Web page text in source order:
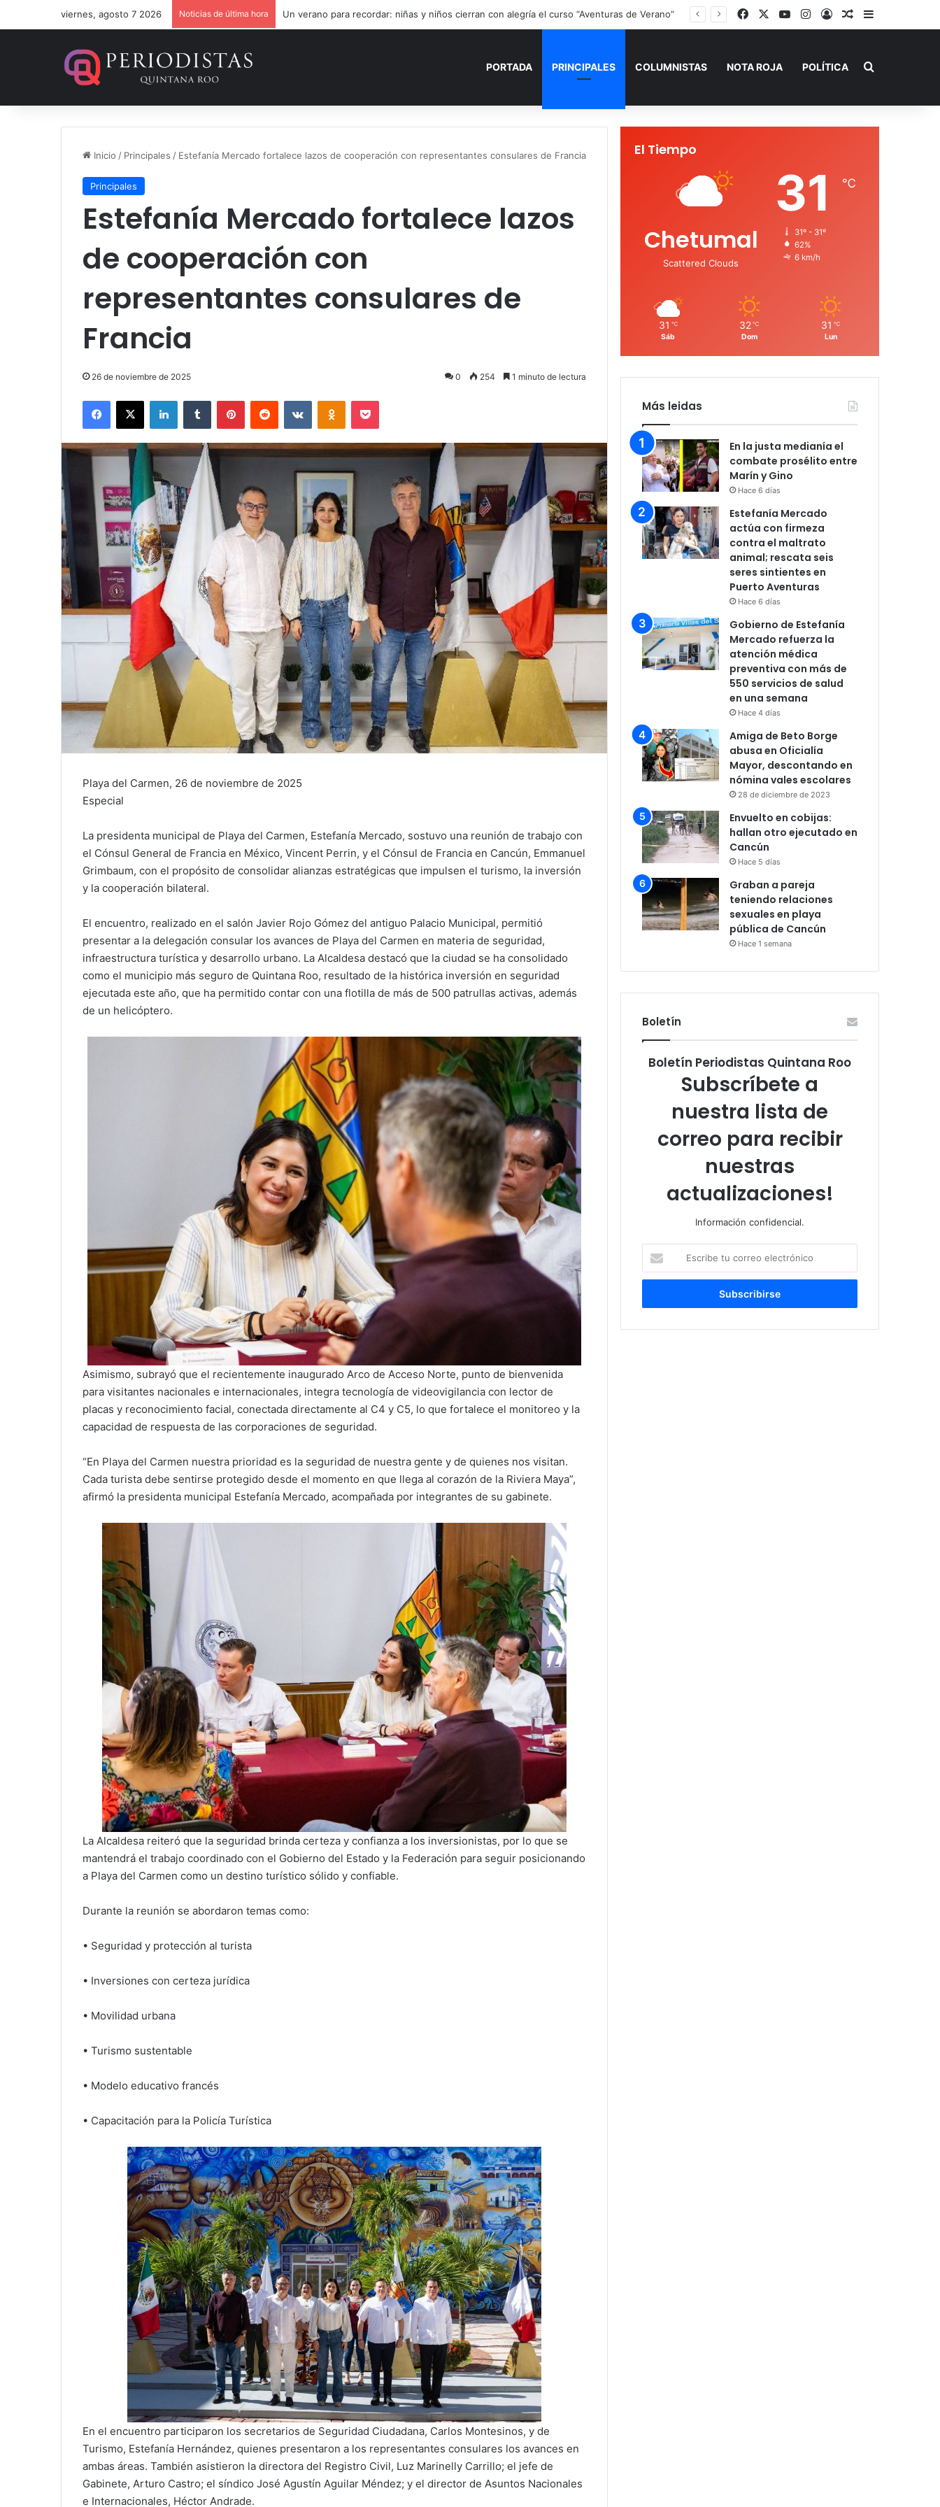
viernes, agosto 7 2026 Noticias de última hora Gobierno de Playa del Carmen aprueba segunda modificación del POA 2026 FacebookYouTubeInstagram
AccesoPublicación al
Barra lateral
PORTADA PRINCIPALES COLUMNISTAS NOTA ROJA POLÍTICA Buscar por
Inicio / Principales / Estefanía Mercado fortalece lazos de cooperación con representantes consulares de Francia
Principales
Estefanía Mercado fortalece lazos
de cooperación con
representantes consulares de
Francia
26 de noviembre de 2025 0 254 1 minuto de lectura
Facebook
X LinkedInTumblr PinterestReddit VKontakteOdnoklassniki
Pocket
Playa del Carmen, 26 de noviembre de 2025
Especial
La presidenta municipal de Playa del Carmen, Estefanía Mercado, sostuvo una reunión de trabajo con
el Cónsul General de Francia en México, Vincent Perrin, y el Cónsul de Francia en Cancún, Emmanuel
Grimbaum, con el propósito de consolidar alianzas estratégicas que impulsen el turismo, la inversión
y la cooperación bilateral.
El encuentro, realizado en el salón Javier Rojo Gómez del antiguo Palacio Municipal, permitió
presentar a la delegación consular los avances de Playa del Carmen en materia de seguridad,
infraestructura turística y desarrollo urbano. La Alcaldesa destacó que la ciudad se ha consolidado
como el municipio más seguro de Quintana Roo, resultado de la histórica inversión en seguridad
ejecutada este año, que ha permitido contar con una flotilla de más de 500 patrullas activas, además
de un helicóptero.
Asimismo, subrayó que el recientemente inaugurado Arco de Acceso Norte, punto de bienvenida
para visitantes nacionales e internacionales, integra tecnología de videovigilancia con lector de
placas y reconocimiento facial, conectada directamente al C4 y C5, lo que fortalece el monitoreo y la
capacidad de respuesta de las corporaciones de seguridad.
“En Playa del Carmen nuestra prioridad es la seguridad de nuestra gente y de quienes nos visitan.
Cada turista debe sentirse protegido desde el momento en que llega al corazón de la Riviera Maya”,
afirmó la presidenta municipal Estefanía Mercado, acompañada por integrantes de su gabinete.
La Alcaldesa reiteró que la seguridad brinda certeza y confianza a los inversionistas, por lo que se
mantendrá el trabajo coordinado con el Gobierno del Estado y la Federación para seguir posicionando
a Playa del Carmen como un destino turístico sólido y confiable.
Durante la reunión se abordaron temas como:
• Seguridad y protección al turista
• Inversiones con certeza jurídica
• Movilidad urbana
• Turismo sustentable
• Modelo educativo francés
• Capacitación para la Policía Turística
En el encuentro participaron los secretarios de Seguridad Ciudadana, Carlos Montesinos, y de
Turismo, Estefanía Hernández, quienes presentaron a los representantes consulares los avances en
ambas áreas. También asistieron la directora del Registro Civil, Luz Marinelly Carrillo; el jefe de
Gabinete, Arturo Castro; el síndico José Agustín Aguilar Méndez; y el director de Asuntos Nacionales
e Internacionales, Héctor Andrade.
El Tiempo
Chetumal
Scattered Clouds
31 ℃
31º - 31º
62%
6 km/h
31 ℃
Sáb
32 ℃
Dom
31 ℃
Lun
Más leidas
En la justa medianía el
combate prosélito entre
Marín y Gino
Hace 6 días
Estefanía Mercado
actúa con firmeza
contra el maltrato
animal; rescata seis
seres sintientes en
Puerto Aventuras
Hace 6 días
Gobierno de Estefanía
Mercado refuerza la
atención médica
preventiva con más de
550 servicios de salud
en una semana
Hace 4 días
Amiga de Beto Borge
abusa en Oficialía
Mayor, descontando en
nómina vales escolares
28 de diciembre de 2023
Envuelto en cobijas:
hallan otro ejecutado en
Cancún
Hace 5 días
Graban a pareja
teniendo relaciones
sexuales en playa
pública de Cancún
Hace 1 semana
Boletín
Boletín Periodistas Quintana Roo
Subscríbete a
nuestra lista de
correo para recibir
nuestras
actualizaciones!
Información confidencial.
tu
correo